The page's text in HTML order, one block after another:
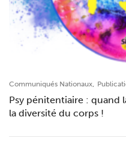
Communiqués Nationaux,
Psy pénitentiaire : quand
la diversité du corps !